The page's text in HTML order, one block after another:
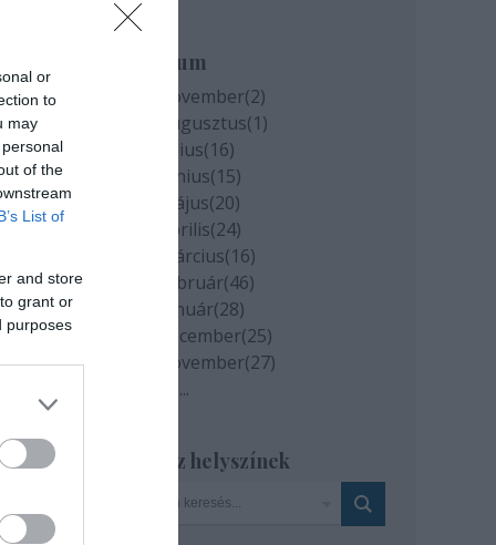
or
to
may
of the
List of
and store
grant or
purposes
Archívum
2020 november(2)
2020 augusztus(1)
2020 július(16)
2020 június(15)
2020 május(20)
2020 április(24)
2020 március(16)
2020 február(46)
2020 január(28)
2019 december(25)
2019 november(27)
...
Szinház helyszínek